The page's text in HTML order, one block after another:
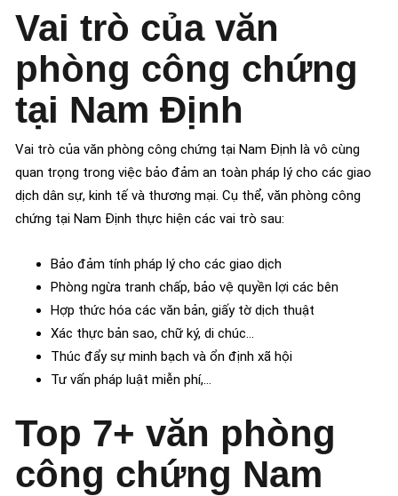
Vai trò của văn
phòng công chứng
tại Nam Định
Vai trò của văn phòng công chứng tại Nam Định là vô cùng
quan trọng trong việc bảo đảm an toàn pháp lý cho các giao
dịch dân sự, kinh tế và thương mại. Cụ thể, văn phòng công
chứng tại Nam Định thực hiện các vai trò sau:
Bảo đảm tính pháp lý cho các giao dịch
Phòng ngừa tranh chấp, bảo vệ quyền lợi các bên
Hợp thức hóa các văn bản, giấy tờ dịch thuật
Xác thực bản sao, chữ ký, di chúc…
Thúc đẩy sự minh bạch và ổn định xã hội
Tư vấn pháp luật miễn phí,…
Top 7+ văn phòng
công chứng Nam